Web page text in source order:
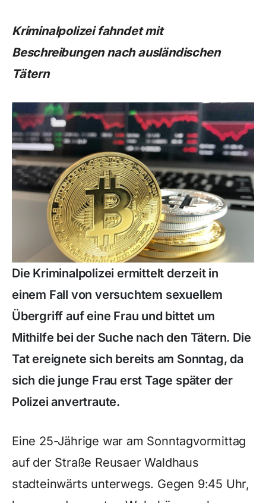
Kriminalpolizei fahndet mit
Beschreibungen nach ausländischen
Tätern
Die Kriminalpolizei ermittelt derzeit in
einem Fall von versuchtem sexuellem
Übergriff auf eine Frau und bittet um
Mithilfe bei der Suche nach den Tätern. Die
Tat ereignete sich bereits am Sonntag, da
sich die junge Frau erst Tage später der
Polizei anvertraute.
Eine 25-Jährige war am Sonntagvormittag
auf der Straße Reusaer Waldhaus
stadteinwärts unterwegs. Gegen 9:45 Uhr,